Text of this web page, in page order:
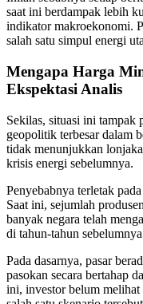
saat ini berdampak lebih
indikator makroekonomi.
salah satu simpul energi
Mengapa Harga
Ekspektasi Analis
Sekilas, situasi ini tampak
geopolitik terbesar dalam
tidak menunjukkan
krisis energi sebelumnya.
Penyebabnya terletak
Saat ini, sejumlah
banyak negara telah
di tahun-tahun
Pada dasarnya, pasar
pasokan secara bertahap
ini, investor belum melihat